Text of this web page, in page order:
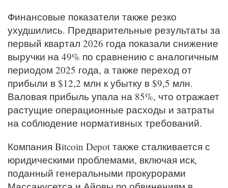
Финансовые показатели также резко
ухудшились. Предварительные результаты за
первый квартал 2026 года показали снижение
выручки на 49% по сравнению с аналогичным
периодом 2025 года, а также переход от
прибыли в $12,2 млн к убытку в $9,5 млн.
Валовая прибыль упала на 85%, что отражает
растущие операционные расходы и затраты
на соблюдение нормативных требований.
Компания Bitcoin Depot также сталкивается с
юридическими проблемами, включая иск,
поданный генеральными прокурорами